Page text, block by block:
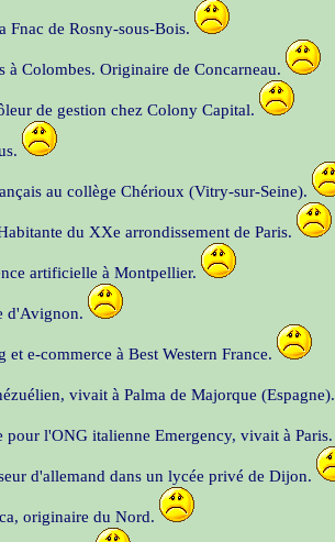
Fnac de Rosny-sous-Bois.
à Colombes. Originaire de Concarneau.
de gestion chez Colony Capital.
au collège Chérioux (Vitry-sur-Seine).
du XXe arrondissement de Paris.
artificielle à Montpellier.
d'Avignon.
e-commerce à Best Western France.
vivait à Palma de Majorque (Espagne).
l'ONG italienne Emergency, vivait à Paris.
d'allemand dans un lycée privé de Dijon.
originaire du Nord.